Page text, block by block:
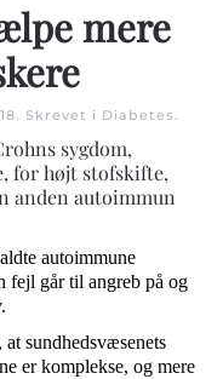
mere
. Skrevet i Diabetes.
sygdom,
for højt stofskifte,
anden autoimmun
autoimmune
fejl går til angreb på og
sundhedsvæsenets
er komplekse, og mere